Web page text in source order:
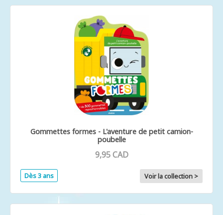
Gommettes formes - L'aventure de petit camion-
poubelle
9,95 CAD
Dès 3 ans Voir la collection >